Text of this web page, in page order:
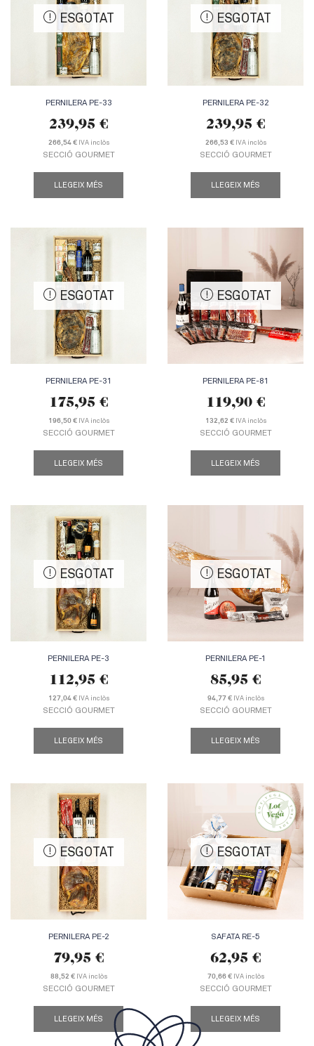
ESGOTAT
PERNILERA PE-33
239,95 €
266,54 €IVA inclòs
SECCIÓ GOURMET
LLEGEIX MÉS
ESGOTAT
PERNILERA PE-32
239,95 €
266,53 €IVA inclòs
SECCIÓ GOURMET
LLEGEIX MÉS
ESGOTAT
PERNILERA PE-31
175,95 €
196,50 €IVA inclòs
SECCIÓ GOURMET
LLEGEIX MÉS
ESGOTAT
PERNILERA PE-81
119,90 €
132,62 €IVA inclòs
SECCIÓ GOURMET
LLEGEIX MÉS
ESGOTAT
PERNILERA PE-3
112,95 €
127,04 €IVA inclòs
SECCIÓ GOURMET
LLEGEIX MÉS
ESGOTAT
PERNILERA PE-1
85,95 €
94,77 €IVA inclòs
SECCIÓ GOURMET
LLEGEIX MÉS
ESGOTAT
PERNILERA PE-2
79,95 €
88,52 €IVA inclòs
SECCIÓ GOURMET
LLEGEIX MÉS
ESGOTAT
SAFATA RE-5
62,95 €
70,66 €IVA inclòs
SECCIÓ GOURMET
LLEGEIX MÉS